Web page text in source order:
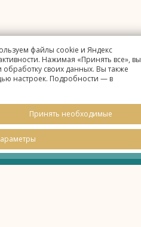
файлы cookie и Яндекс
Нажимая «Принять все», вы
своих данных. Вы также
настроек. Подробности — в
Принять необходимые